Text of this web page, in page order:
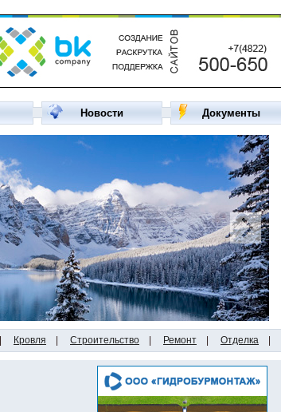
Новости Документы
Кровля Строительство Ремонт Отделка